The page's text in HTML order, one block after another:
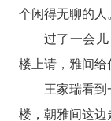
个闲得无聊的人。
过了一会
楼上请，雅间给
王家瑞看
楼，朝雅间这边